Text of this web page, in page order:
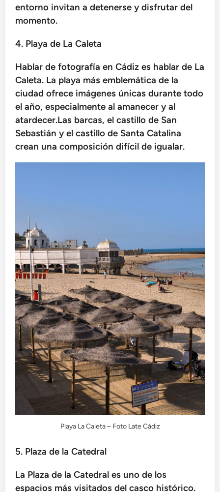
entorno invitan a detenerse y disfrutar del
momento.
4. Playa de La Caleta
Hablar de fotografía en Cádiz es hablar de La
Caleta. La playa más emblemática de la
ciudad ofrece imágenes únicas durante todo
el año, especialmente al amanecer y al
atardecer.Las barcas, el castillo de San
Sebastián y el castillo de Santa Catalina
crean una composición difícil de igualar.
Playa La Caleta – Foto Late Cádiz
5. Plaza de la Catedral
La Plaza de la Catedral es uno de los
espacios más visitados del casco histórico.